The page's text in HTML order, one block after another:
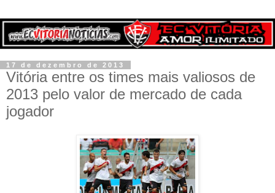
17 de dezembro de 2013
Vitória entre os times mais valiosos de
2013 pelo valor de mercado de cada
jogador